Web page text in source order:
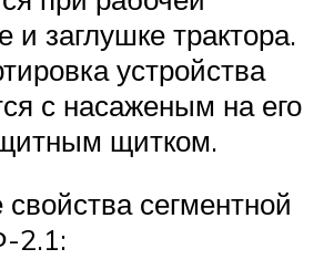
и заглушке трактора.
устройства
с насаженым на его
щитком.
сегментной
2.1: